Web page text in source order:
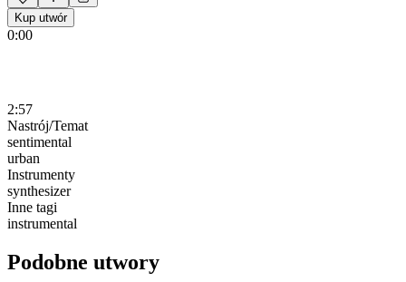
Kup utwór
0:00
2:57
Nastrój/Temat
sentimental
urban
Instrumenty
synthesizer
Inne tagi
instrumental
Podobne utwory